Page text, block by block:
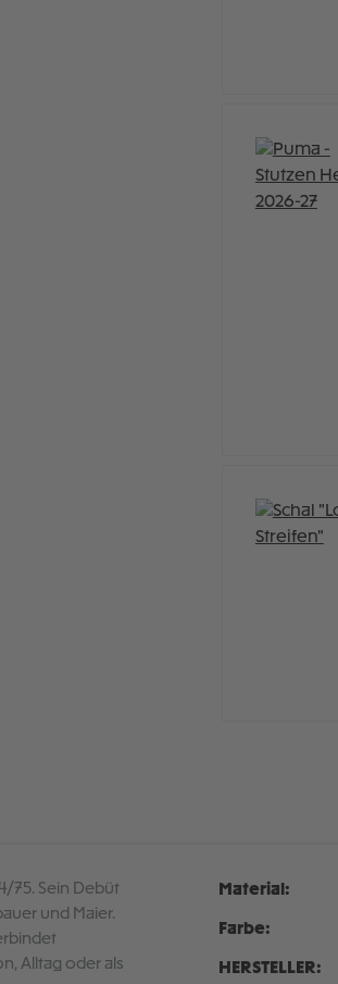
75. Sein Debüt
und Maier.
Alltag oder als
Material:
Farbe:
HERSTELLER: